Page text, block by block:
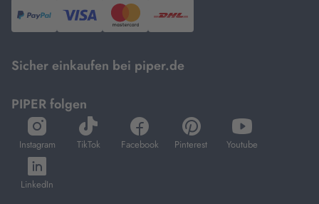
PayPal,Visa
und
DHL.
Sicher einkaufen bei piper.de
PIPER folgen
Instagram
öffnet
in
neuem
Tab
TikTok
öffnet
in
Facebook
öffnet
in
Pinterest
öffnet
in
Youtube
öffnet
in
LinkedIn
öffnet
in